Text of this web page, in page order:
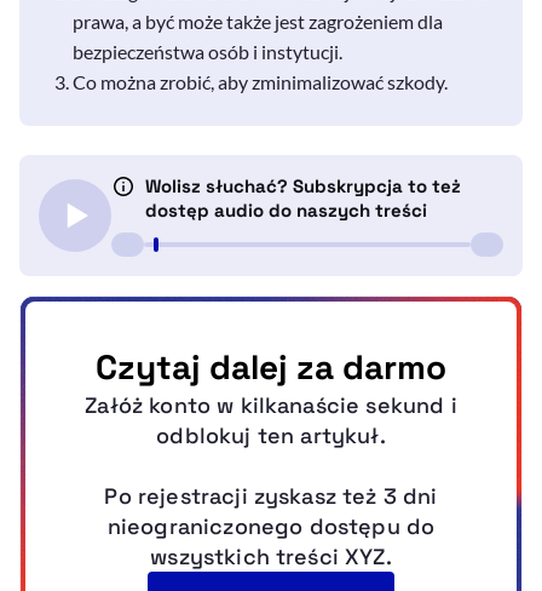
prawa, a być może także jest zagrożeniem dla
bezpieczeństwa osób i instytucji.
Co można zrobić, aby zminimalizować szkody.